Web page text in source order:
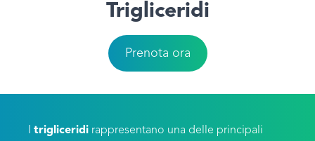
Trigliceridi
Prenota ora
trigliceridi rappresentano una delle principali